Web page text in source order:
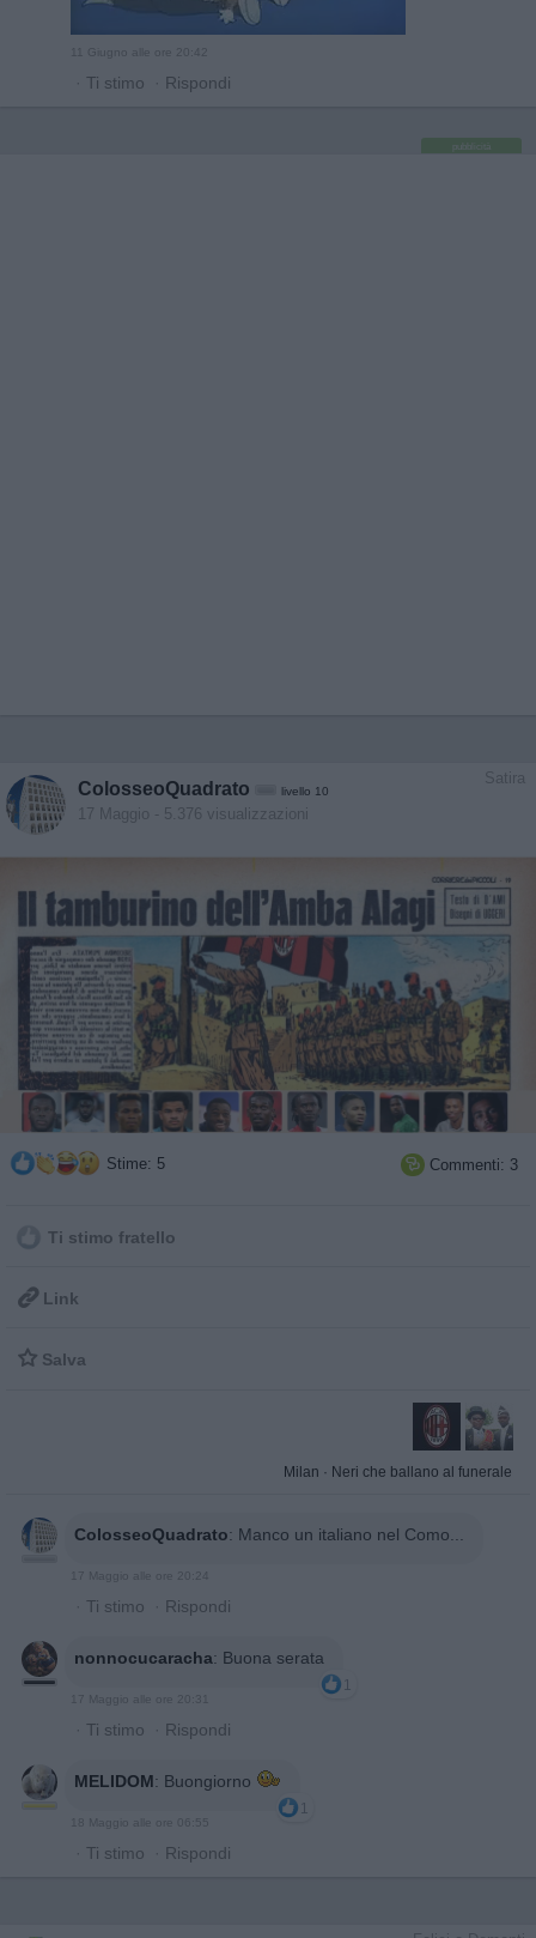
11 Giugno alle ore 20:42
· Ti stimo · Rispondi
pubblicità
Satira
ColosseoQuadrato livello 10
17 Maggio - 5.376 visualizzazioni
Stime: 5  Commenti: 3
Ti stimo fratello
 Link
 Salva
Milan · Neri che ballano al funerale
ColosseoQuadrato: Manco un italiano nel Como...
17 Maggio alle ore 20:24
· Ti stimo · Rispondi
nonnocucaracha: Buona serata
1
17 Maggio alle ore 20:31
· Ti stimo · Rispondi
MELIDOM: Buongiorno
1
18 Maggio alle ore 06:55
· Ti stimo · Rispondi